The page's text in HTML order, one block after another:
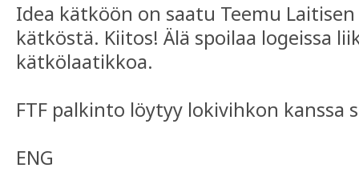
Idea kätköön on saatu Teemu Laitisen
kätköstä. Kiitos! Älä spoilaa logeissa
kätkölaatikkoa.
FTF palkinto löytyy lokivihkon kanssa
ENG